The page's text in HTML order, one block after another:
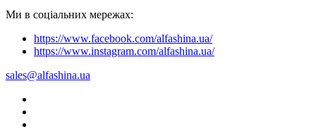
Ми в соціальних мережах:
https://www.facebook.com/alfashina.ua/
https://www.instagram.com/alfashina.ua/
sales@alfashina.ua